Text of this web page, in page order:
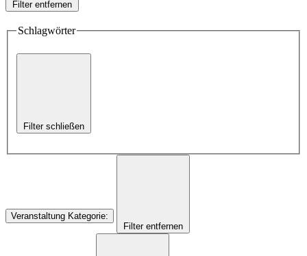
Filter entfernen
Schlagwörter
Filter schließen
Veranstaltung Kategorie:
Filter entfernen